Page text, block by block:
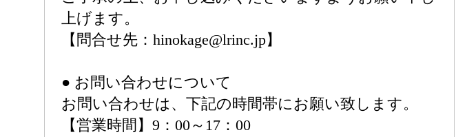
上げます。
【問合せ先：hinokage@lrinc.jp】
● お問い合わせについて
お問い合わせは、下記の時間帯にお願い致します。
【営業時間】9：00～17：00